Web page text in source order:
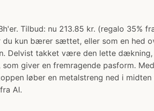
Tilbud: nu 213.85 kr. (regalo 35%
kun bærer sættet, eller som en hed
Delvist takket være den lette
giver en fremragende pasform.
løber en metalstreng ned i
AI.